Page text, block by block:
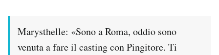
Marysthelle: «Sono a Roma, oddio sono
venuta a fare il casting con Pingitore. Ti